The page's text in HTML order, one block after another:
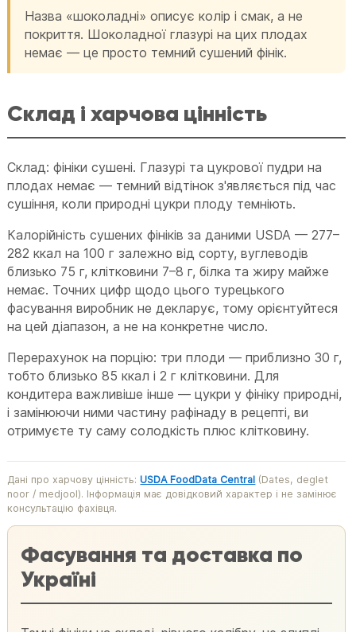
Назва «шоколадні» описує колір і смак, а не
покриття. Шоколадної глазурі на цих плодах
немає — це просто темний сушений фінік.
Склад і харчова цінність
Склад: фініки сушені. Глазурі та цукрової пудри на
плодах немає — темний відтінок з'являється під час
сушіння, коли природні цукри плоду темніють.
Калорійність сушених фініків за даними USDA — 277–
282 ккал на 100 г залежно від сорту, вуглеводів
близько 75 г, клітковини 7–8 г, білка та жиру майже
немає. Точних цифр щодо цього турецького
фасування виробник не декларує, тому орієнтуйтеся
на цей діапазон, а не на конкретне число.
Перерахунок на порцію: три плоди — приблизно 30 г,
тобто близько 85 ккал і 2 г клітковини. Для
кондитера важливіше інше — цукри у фініку природні,
і замінюючи ними частину рафінаду в рецепті, ви
отримуєте ту саму солодкість плюс клітковину.
Дані про харчову цінність:USDA FoodData Central (Dates, deglet
noor / medjool). Інформація має довідковий характер і не замінює
консультацію фахівця.
Фасування та доставка по
Україні